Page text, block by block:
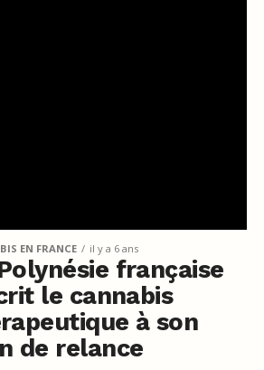
EN FRANCE il y a 6 ans
française
le cannabis
à son
de relance